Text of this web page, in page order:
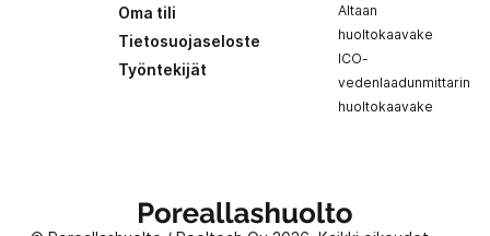
Oma tili
Tietosuojaseloste
Työntekijät
Altaan
huoltokaavake
ICO-
vedenlaadunmittarin
huoltokaavake
Poreallashuolto